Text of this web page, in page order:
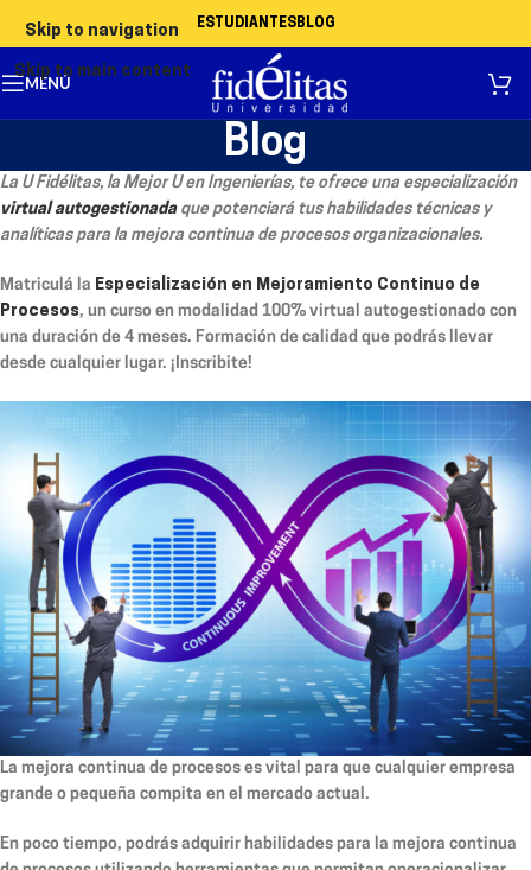
Skip to navigation
Skip to main content
ESTUDIANTESBLOG
MENÚ
Blog
La U Fidélitas, la Mejor U en Ingenierías, te ofrece una especialización
virtual autogestionadaque potenciará tus habilidades técnicas y
analíticas para la mejora continua de procesos organizacionales.
Matriculá la Especialización en Mejoramiento Continuo de
Procesos, un curso en modalidad 100% virtual autogestionado con
una duración de 4 meses. Formación de calidad que podrás llevar
desde cualquier lugar. ¡Inscribite!
La mejora continua de procesos es vital para que cualquier empresa
grande o pequeña compita en el mercado actual.
En poco tiempo, podrás adquirir habilidades para la mejora continua